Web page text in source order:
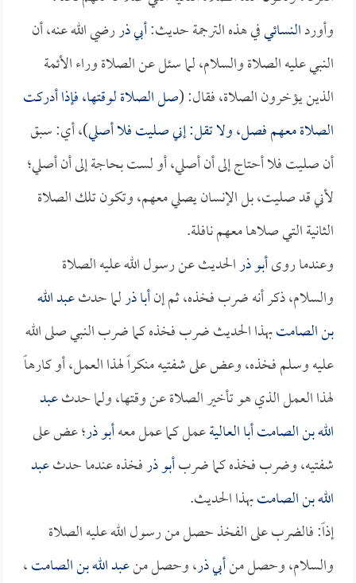
وأوردالنسائيفي هذه الترجمة حديث:أبي ذررضي الله عنه، أن
النبي عليه الصلاة والسلام، لما سئل عن الصلاة وراء الأئمة
الذين يؤخرون الصلاة، فقال: (صل الصلاة لوقتها، فإذا أدركت
الصلاة معهم فصل، ولا تقل: إني صليت فلا أصلي)، أي: سبق
أن صليت فلا أحتاج إلى أن أصلي، أو لست بحاجة إلى أن أصلي؛
لأني قد صليت، بل الإنسان يصلي معهم، وتكون تلك الصلاة
الثانية التي صلاها معهم نافلة.
وعندما روىأبو ذرالحديث عن رسول الله عليه الصلاة
والسلام، ذكر أنه ضرب فخذه، ثم إنأبا ذرلما حدثعبد الله
بن الصامتبهذا الحديث ضرب فخذه كما ضرب النبي صلى الله
عليه وسلم فخذه، وعض على شفتيه منكراً لهذا العمل، أو كارهاً
لهذا العمل الذي هو تأخير الصلاة عن وقتها، ولما حدثعبد
الله بن الصامتأبا العاليةعمل كما عمل معهأبو ذر؛ عض على
شفتيه، وضرب فخذه كما ضربأبو ذرفخذه عندما حدثعبد
الله بن الصامتبهذا الحديث.
إذاً: فالضرب على الفخذ حصل من رسول الله عليه الصلاة
والسلام، وحصل منأبي ذر، وحصل منعبد الله بن الصامت،